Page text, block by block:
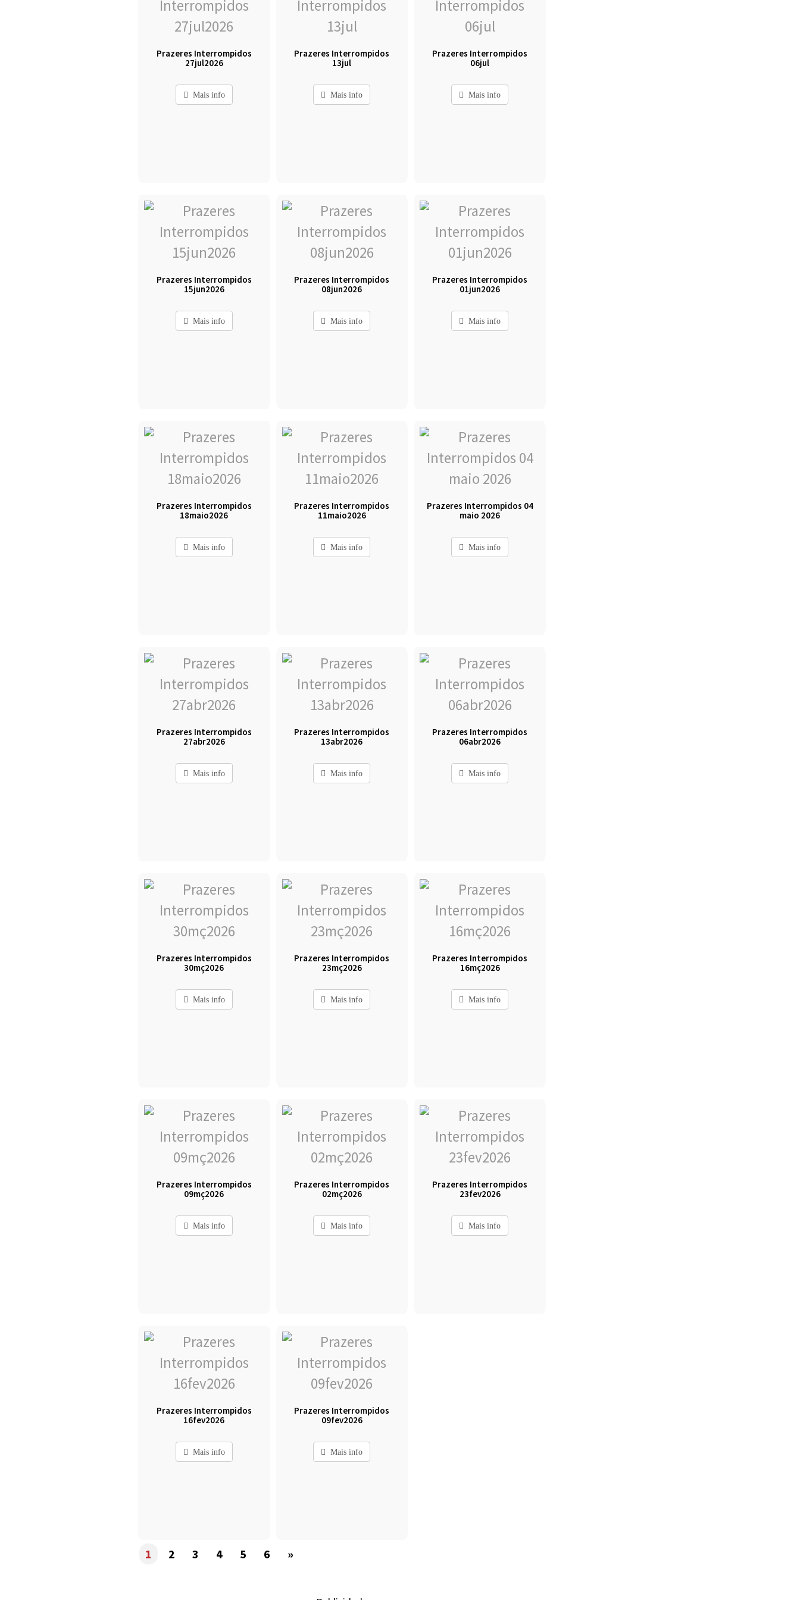
Prazeres Interrompidos
27jul2026
Mais info
Prazeres Interrompidos
13jul
Mais info
Prazeres Interrompidos
06jul
Mais info
Prazeres Interrompidos
15jun2026
Mais info
Prazeres Interrompidos
08jun2026
Mais info
Prazeres Interrompidos
01jun2026
Mais info
Prazeres Interrompidos
18maio2026
Mais info
Prazeres Interrompidos
11maio2026
Mais info
Prazeres Interrompidos 04
maio 2026
Mais info
Prazeres Interrompidos
27abr2026
Mais info
Prazeres Interrompidos
13abr2026
Mais info
Prazeres Interrompidos
06abr2026
Mais info
Prazeres Interrompidos
30mç2026
Mais info
Prazeres Interrompidos
23mç2026
Mais info
Prazeres Interrompidos
16mç2026
Mais info
Prazeres Interrompidos
09mç2026
Mais info
Prazeres Interrompidos
02mç2026
Mais info
Prazeres Interrompidos
23fev2026
Mais info
Prazeres Interrompidos
16fev2026
Mais info
Prazeres Interrompidos
09fev2026
Mais info
1 2 3 4 5 6 »